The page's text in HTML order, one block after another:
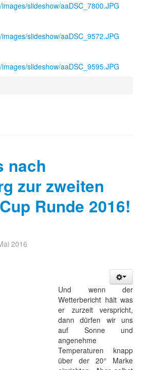
slideshow/aaDSC_7800.JPG
slideshow/aaDSC_9572.JPG
slideshow/aaDSC_9595.JPG
nach
zur zweiten
Runde 2016!
2016
Und wenn der
Wetterbericht hält was
er zurzeit verspricht,
dann dürfen wir uns
auf Sonne und
angenehme
Temperaturen knapp
über der 20° Marke